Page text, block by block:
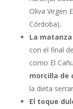
Oliva Virgen
Córdoba).
La
con el final
como El
morcilla de
la dieta
El toque